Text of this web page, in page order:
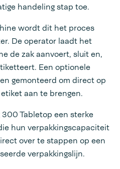
handeling stap toe.
wordt dit het proces
De operator laadt het
de zak aanvoert, sluit en,
Een optionele
gemonteerd om direct op
aan te brengen.
Tabletop een sterke
hun verpakkingscapaciteit
over te stappen op een
verpakkingslijn.